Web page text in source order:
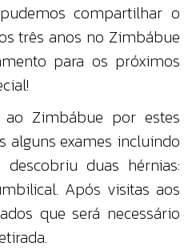
compartilhar o
três anos no Zimbábue
para os próximos
ao Zimbábue por estes
alguns exames incluindo
duas hérnias:
Após visitas aos
que será necessário